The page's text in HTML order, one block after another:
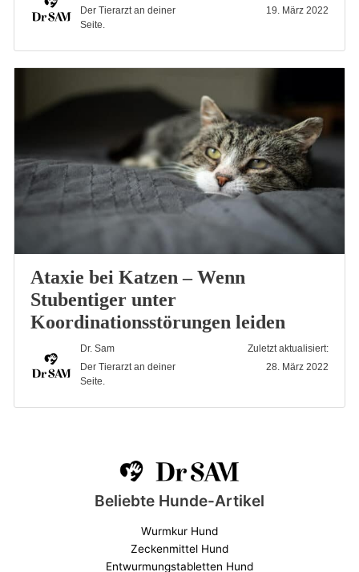
Der Tierarzt an deiner
Seite.
19. März 2022
Ataxie bei Katzen – Wenn
Stubentiger unter
Koordinationsstörungen leiden
Dr. Sam
Der Tierarzt an deiner
Seite.
Zuletzt aktualisiert:
28. März 2022
Beliebte Hunde-Artikel
Wurmkur Hund
Zeckenmittel Hund
Entwurmungstabletten Hund